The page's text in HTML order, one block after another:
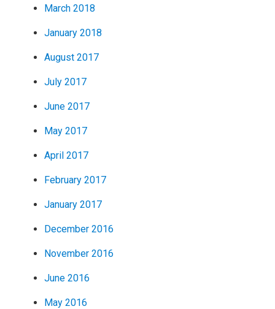
March 2018
January 2018
August 2017
July 2017
June 2017
May 2017
April 2017
February 2017
January 2017
December 2016
November 2016
June 2016
May 2016